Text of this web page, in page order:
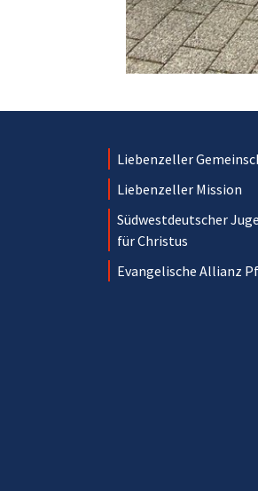
Liebenzeller
Liebenzeller Mission
Südwestdeutscher
für Christus
Evangelische Allianz